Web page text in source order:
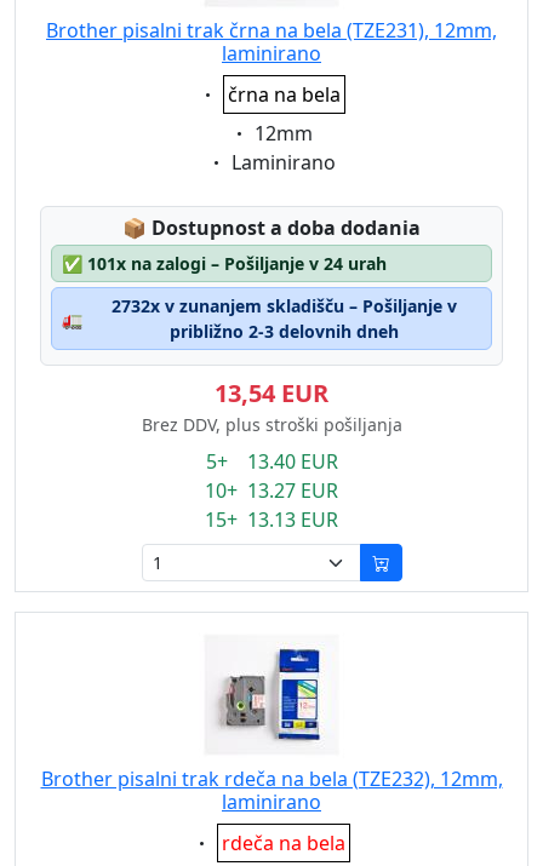
Brother pisalni trak črna na bela (TZE231), 12mm,
laminirano
Eigenschaft:
črna na bela
Eigenschaft:
12mm
Eigenschaft:
Laminirano
📦 Lagerstatus:
Dostupnost a doba dodania
✅ 101x na zalogi – Pošiljanje v 24 urah
🚛
2732x v zunanjem skladišču – Pošiljanje v
približno 2-3 delovnih dneh
13,54 EUR
Brez DDV, plus stroški pošiljanja
5+ 13.40 EUR
10+ 13.27 EUR
15+ 13.13 EUR
Brother pisalni trak rdeča na bela (TZE232), 12mm,
laminirano
Eigenschaft:
rdeča na bela